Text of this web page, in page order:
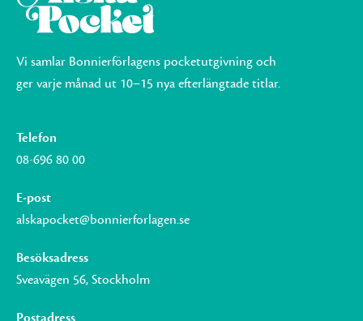
Vi samlar Bonnierförlagens pocketutgivning och
ger varje månad ut 10–15 nya efterlängtade titlar.
Telefon
08-696 80 00
E-post
alskapocket@bonnierforlagen.se
Besöksadress
Sveavägen 56, Stockholm